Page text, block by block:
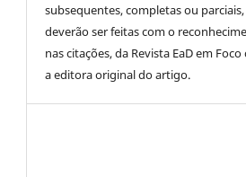
subsequentes, completas ou parciais,
deverão ser feitas com o
nas citações, da Revista EaD em
a editora original do artigo.